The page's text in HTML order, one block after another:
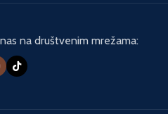
na društvenim mrežama: